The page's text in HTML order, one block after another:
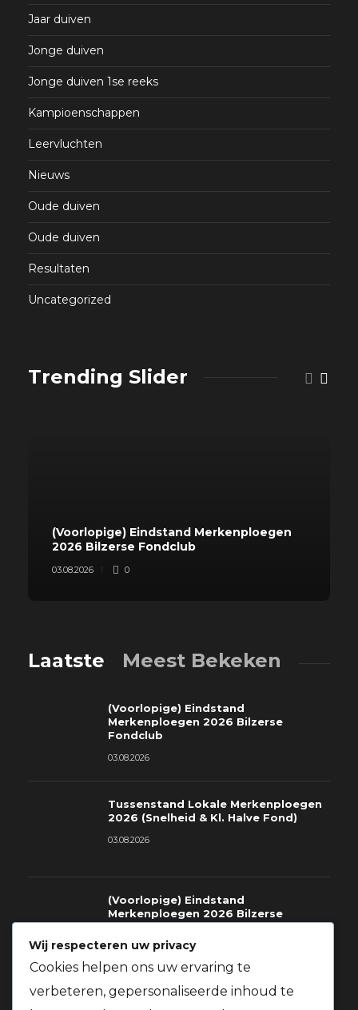
Jaar duiven
Jonge duiven
Jonge duiven 1se reeks
Kampioenschappen
Leervluchten
Nieuws
Oude duiven
Oude duiven
Resultaten
Uncategorized
Trending Slider
(Voorlopige) Eindstand Merkenploegen
2026 Bilzerse Fondclub
03.08.2026 0
Laatste Meest Bekeken
(Voorlopige) Eindstand
Merkenploegen 2026 Bilzerse
Fondclub
03.08.2026
Tussenstand Lokale Merkenploegen
2026 (Snelheid & Kl. Halve Fond)
03.08.2026
(Voorlopige) Eindstand
Merkenploegen 2026 Bilzerse
Fondclub
03.08.2026
Richtlijnen voor deelname gratis
Wij respecteren uw privacy
Cookies helpen ons uw ervaring te
verbeteren, gepersonaliseerde inhoud te